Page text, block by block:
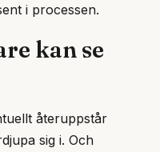
i processen.
kan se
återuppstår
sig i. Och